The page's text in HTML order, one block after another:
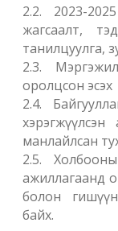
2.2. 2023-
жагсаалт,
танилцуулга,
2.3.
оролцсон эсэх
2.4.
хэрэгжүүлсэн
манлайлсан
2.5.
ажиллагаанд
болон
байх.